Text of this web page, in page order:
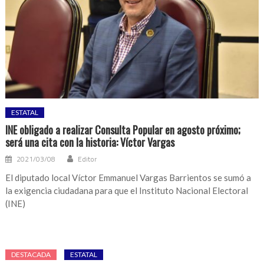
ESTATAL
INE obligado a realizar Consulta Popular en agosto próximo;
será una cita con la historia: Víctor Vargas
2021/03/08 Editor
El diputado local Víctor Emmanuel Vargas Barrientos se sumó a
la exigencia ciudadana para que el Instituto Nacional Electoral
(INE)
DESTACADA ESTATAL